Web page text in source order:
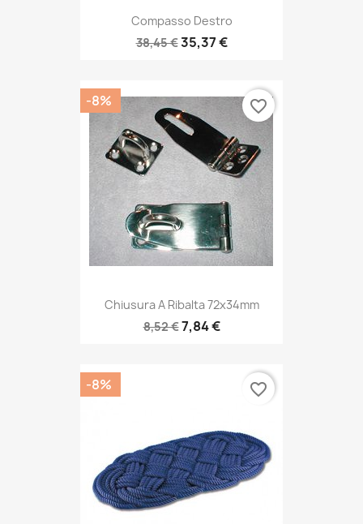
Compasso Destro
38,45 €35,37 €
Chiusura A Ribalta 72x34mm
8,52 €7,84 €
-8% favorite_border
-8% favorite_border